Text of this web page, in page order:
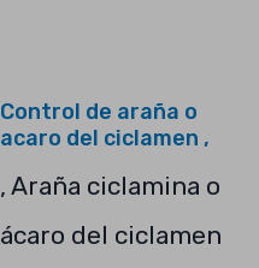
Control de araña o
acaro del ciclamen ,
, Araña ciclamina o
ácaro del ciclamen